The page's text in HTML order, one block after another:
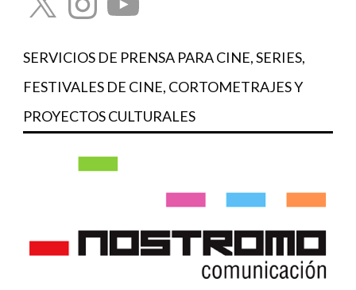
SERVICIOS DE PRENSA PARA CINE, SERIES,
FESTIVALES DE CINE, CORTOMETRAJES Y
PROYECTOS CULTURALES